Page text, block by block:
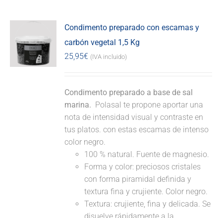
Condimento preparado con escamas y
carbón vegetal 1,5 Kg
25,95€ (IVA incluido)
Condimento preparado a base de sal
marina. Polasal te propone aportar una
nota de intensidad visual y contraste en
tus platos. con estas escamas de intenso
color negro.
100 % natural. Fuente de magnesio.
Forma y color: preciosos cristales
con forma piramidal definida y
textura fina y crujiente. Color negro.
Textura: crujiente, fina y delicada. Se